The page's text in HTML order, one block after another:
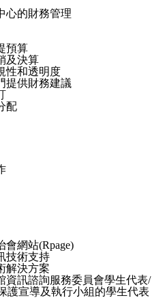
心的財務管理
預算
及決算
性和透明度
提供財務建議
配
會網站(Rpage)
技術支持
解決方案
資訊諮詢服務委員會學生代表/
護宣導及執行小組的學生代表